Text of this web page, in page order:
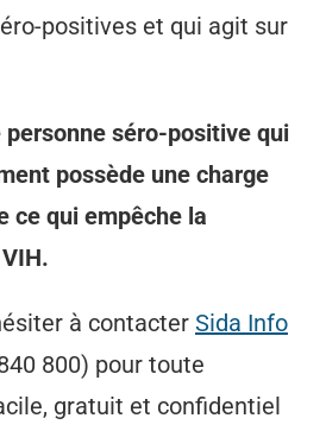
positives et qui agit sur
personne séro-positive qui
possède une charge
ce qui empêche la
à contacter Sida Info
800) pour toute
gratuit et confidentiel